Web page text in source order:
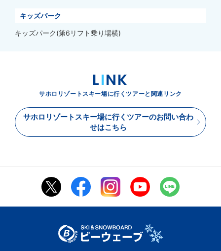
キッズパーク
キッズパーク(第6リフト乗り場横)
LINK
サホロリゾートスキー場に行くツアーと関連リンク
サホロリゾートスキー場に行くツアーのお問い合わ
せはこちら